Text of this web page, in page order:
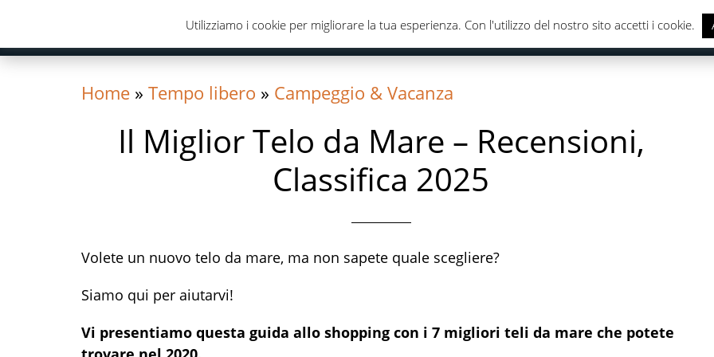
primary
navigation
content
primary
CASA & CUCINA ELETTRONICA SALUTE & CURA DELLA
Home » Tempo libero » Campeggio & Vacanza
Il Miglior Telo da Mare – Recensioni,
Classifica 2025
Volete un nuovo telo da mare, ma non sapete quale scegliere?
Siamo qui per aiutarvi!
Vi presentiamo questa guida allo shopping con i 7 migliori teli da mare che potete
Utilizziamo i cookie per migliorare la tua esperienza. Con l'utilizzo del nostro sito accetti i cookie.